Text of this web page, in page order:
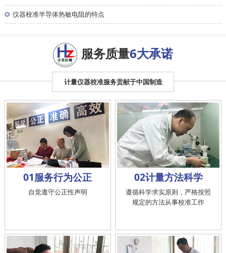
◎ 仪器校准半导体热敏电阻的特点
服务质量6大承诺
计量仪器校准服务贡献于中国制造
01服务行为公正
自觉遵守公正性声明
02计量方法科学
遵循科学求实原则，严格按照
规定的方法从事校准工作